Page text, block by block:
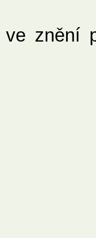
ve znění